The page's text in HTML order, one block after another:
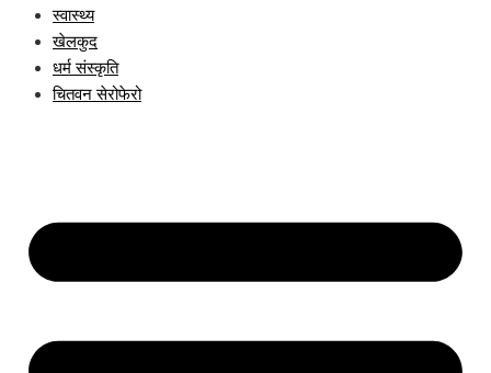
स्वास्थ्य
खेलकुद
धर्म संस्कृति
चितवन सेरोफेरो